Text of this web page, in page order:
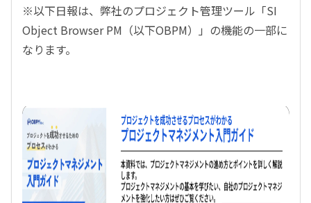
※以下日報は、弊社のプロジェクト管理ツール「SI
Object Browser PM（以下OBPM）」の機能の一部に
なります。